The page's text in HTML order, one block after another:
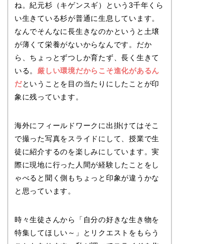
ね。紀元杉（キゲンスギ）という3千年くら
い生きている杉が普通に生息しています。
なんでそんなに長生きなのかというと土壌
が薄くて栄養がないからなんです。だか
ら、ちょっとずつしか育たず、長く生きて
いる。 厳しい環境だからこそ進化があるん
だということを目の当たりにしたことが印
象に残っています。
海外にフィールドワークに出掛けてはそこ
で撮った写真をスライドにして、授業で生
徒に紹介するのを楽しみにしています。実
際に現地に行った人間が経験したことをし
ゃべると聞く側もちょっと印象が違うかな
と思っています。
時々生徒さんから「自分の好きな生き物を
特集してほしい～」とリクエストをもらう